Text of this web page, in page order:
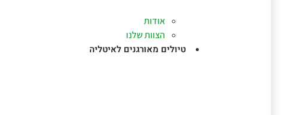
אודות
הצוות שלנו
טיולים מאורגנים לאיטליה